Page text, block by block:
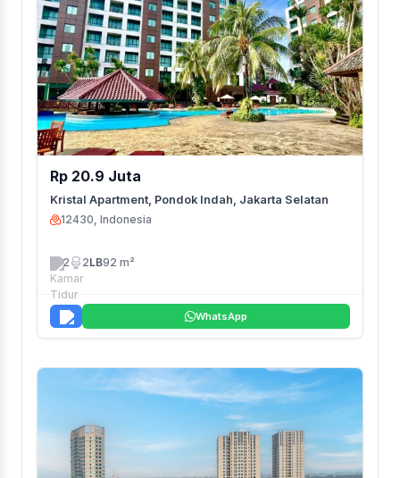
Rp 20.9 Juta
Kristal Apartment, Pondok Indah, Jakarta Selatan
12430, Indonesia
2 2LB92 m²
WhatsApp